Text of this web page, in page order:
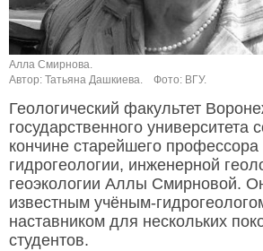
Алла Смирнова.
Автор: Татьяна Дашкиева.
Фото: ВГУ.
Геологический факультет
государственного университета
кончине старейшего
гидрогеологии, инженерной
геоэкологии Аллы Смирновой.
известным учёным-
наставником для нескольких
студентов.